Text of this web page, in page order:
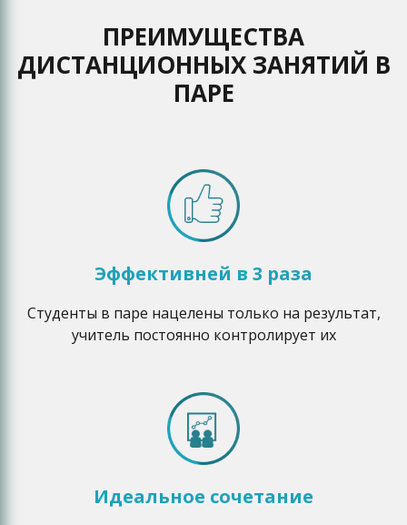
ПРЕИМУЩЕСТВА
ДИСТАНЦИОННЫХ ЗАНЯТИЙ В
ПАРЕ
Эффективней в 3 раза
Студенты в паре нацелены только на результат,
учитель постоянно контролирует их
Идеальное сочетание